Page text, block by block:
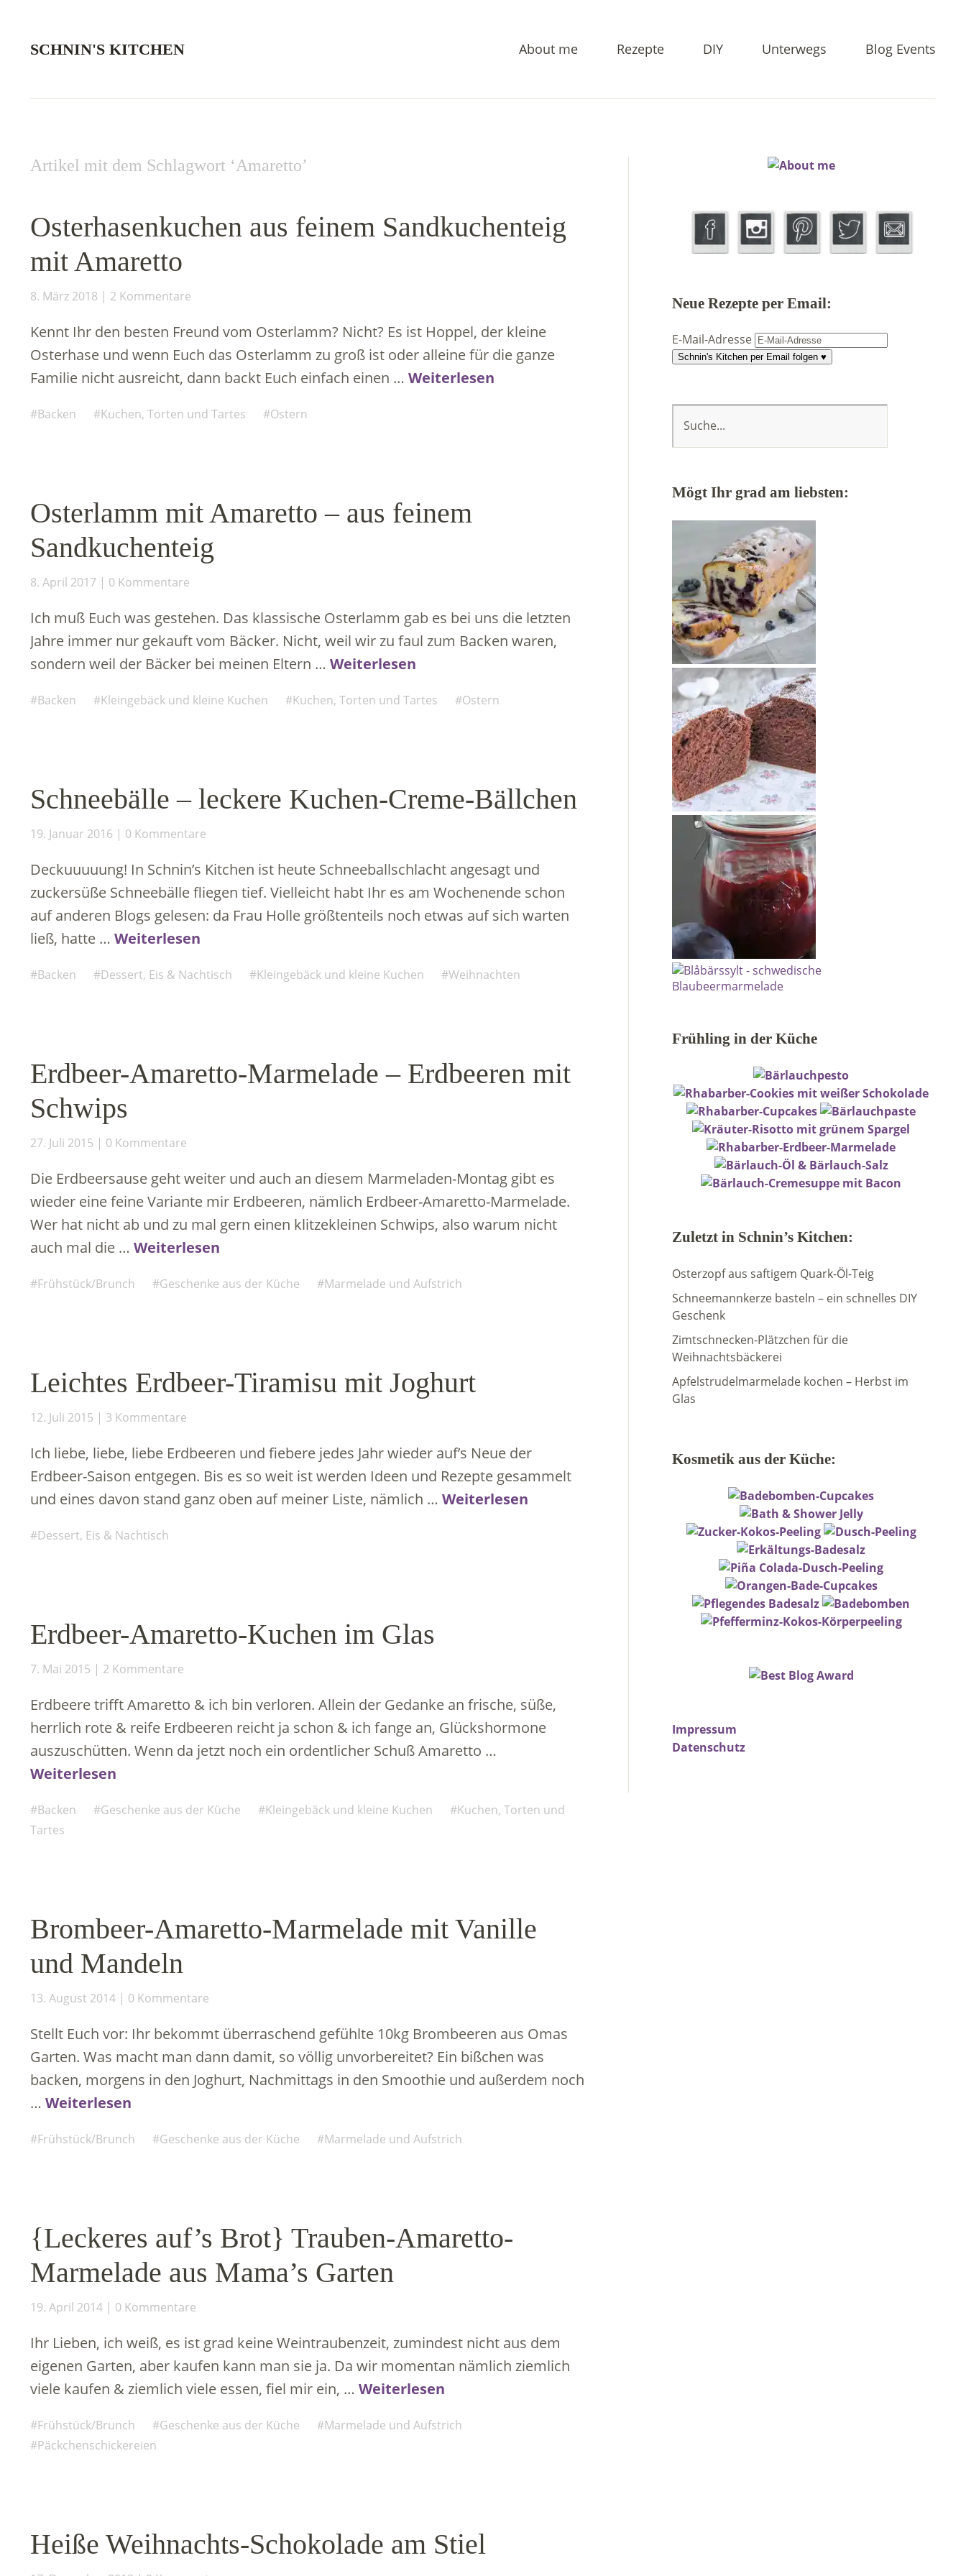
SCHNIN'S KITCHEN About me Rezepte DIY Unterwegs Blog Events
Artikel mit dem Schlagwort ‘Amaretto’
Osterhasenkuchen aus feinem Sandkuchenteig
mit Amaretto
8. März 2018 2 Kommentare
Kennt Ihr den besten Freund vom Osterlamm? Nicht? Es ist Hoppel, der kleine
Osterhase und wenn Euch das Osterlamm zu groß ist oder alleine für die ganze
Familie nicht ausreicht, dann backt Euch einfach einen … Weiterlesen
Backen Kuchen, Torten und Tartes Ostern
Osterlamm mit Amaretto – aus feinem
Sandkuchenteig
8. April 2017 0 Kommentare
Ich muß Euch was gestehen. Das klassische Osterlamm gab es bei uns die letzten
Jahre immer nur gekauft vom Bäcker. Nicht, weil wir zu faul zum Backen waren,
sondern weil der Bäcker bei meinen Eltern … Weiterlesen
Backen Kleingebäck und kleine Kuchen Kuchen, Torten und Tartes Ostern
Schneebälle – leckere Kuchen-Creme-Bällchen
19. Januar 2016 0 Kommentare
Deckuuuuung! In Schnin’s Kitchen ist heute Schneeballschlacht angesagt und
zuckersüße Schneebälle fliegen tief. Vielleicht habt Ihr es am Wochenende schon
auf anderen Blogs gelesen: da Frau Holle größtenteils noch etwas auf sich warten
ließ, hatte … Weiterlesen
Backen Dessert, Eis & Nachtisch Kleingebäck und kleine Kuchen Weihnachten
Erdbeer-Amaretto-Marmelade – Erdbeeren mit
Schwips
27. Juli 2015 0 Kommentare
Die Erdbeersause geht weiter und auch an diesem Marmeladen-Montag gibt es
wieder eine feine Variante mir Erdbeeren, nämlich Erdbeer-Amaretto-Marmelade.
Wer hat nicht ab und zu mal gern einen klitzekleinen Schwips, also warum nicht
auch mal die … Weiterlesen
Frühstück/Brunch Geschenke aus der Küche Marmelade und Aufstrich
Leichtes Erdbeer-Tiramisu mit Joghurt
12. Juli 2015 3 Kommentare
Ich liebe, liebe, liebe Erdbeeren und fiebere jedes Jahr wieder auf’s Neue der
Erdbeer-Saison entgegen. Bis es so weit ist werden Ideen und Rezepte gesammelt
und eines davon stand ganz oben auf meiner Liste, nämlich … Weiterlesen
Dessert, Eis & Nachtisch
Erdbeer-Amaretto-Kuchen im Glas
7. Mai 2015 2 Kommentare
Erdbeere trifft Amaretto & ich bin verloren. Allein der Gedanke an frische, süße,
herrlich rote & reife Erdbeeren reicht ja schon & ich fange an, Glückshormone
auszuschütten. Wenn da jetzt noch ein ordentlicher Schuß Amaretto …
Weiterlesen
Backen Geschenke aus der Küche Kleingebäck und kleine Kuchen
Kuchen, Torten und
Tartes
Brombeer-Amaretto-Marmelade mit Vanille
und Mandeln
13. August 2014 0 Kommentare
Stellt Euch vor: Ihr bekommt überraschend gefühlte 10kg Brombeeren aus Omas
Garten. Was macht man dann damit, so völlig unvorbereitet? Ein bißchen was
backen, morgens in den Joghurt, Nachmittags in den Smoothie und außerdem noch
… Weiterlesen
Frühstück/Brunch Geschenke aus der Küche Marmelade und Aufstrich
{Leckeres auf’s Brot} Trauben-Amaretto-
Marmelade aus Mama’s Garten
19. April 2014 0 Kommentare
Ihr Lieben, ich weiß, es ist grad keine Weintraubenzeit, zumindest nicht aus dem
eigenen Garten, aber kaufen kann man sie ja. Da wir momentan nämlich ziemlich
viele kaufen & ziemlich viele essen, fiel mir ein, … Weiterlesen
Frühstück/Brunch Geschenke aus der Küche
Marmelade und Aufstrich
Päckchenschickereien
Heiße Weihnachts-Schokolade am Stiel
Neue Rezepte per Email:
E-Mail-Adresse
Schnin's Kitchen per Email folgen ♥
Mögt Ihr grad am liebsten:
Frühling in der Küche
Zuletzt in Schnin’s Kitchen:
Osterzopf aus saftigem Quark-Öl-Teig
Schneemannkerze basteln – ein schnelles DIY
Geschenk
Zimtschnecken-Plätzchen für die
Weihnachtsbäckerei
Apfelstrudelmarmelade kochen – Herbst im
Glas
Kosmetik aus der Küche:
Impressum
Datenschutz